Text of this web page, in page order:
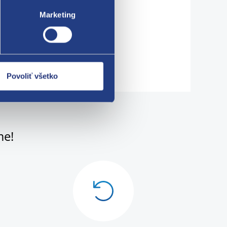
Marketing
Povoliť všetko